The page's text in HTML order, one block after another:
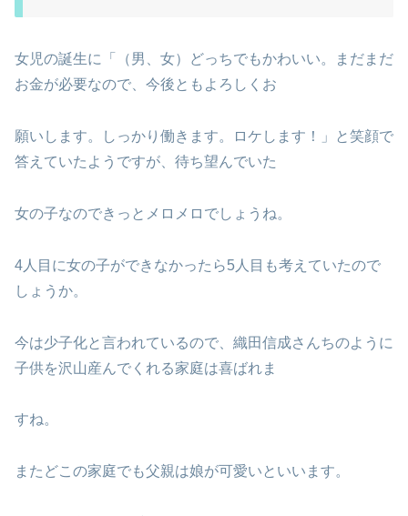
女児の誕生に「（男、女）どっちでもかわいい。まだまだ
お金が必要なので、今後ともよろしくお
願いします。しっかり働きます。ロケします！」と笑顔で
答えていたようですが、待ち望んでいた
女の子なのできっとメロメロでしょうね。
4人目に女の子ができなかったら5人目も考えていたので
しょうか。
今は少子化と言われているので、織田信成さんちのように
子供を沢山産んでくれる家庭は喜ばれま
すね。
またどこの家庭でも父親は娘が可愛いといいます。